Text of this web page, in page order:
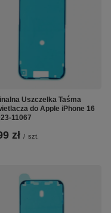
Uszczelka Taśma
do Apple iPhone 16
11067
zł / szt.